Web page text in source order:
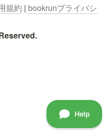
規約 | bookrunプライバシ